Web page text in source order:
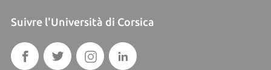
Suivre l'Università di Corsica